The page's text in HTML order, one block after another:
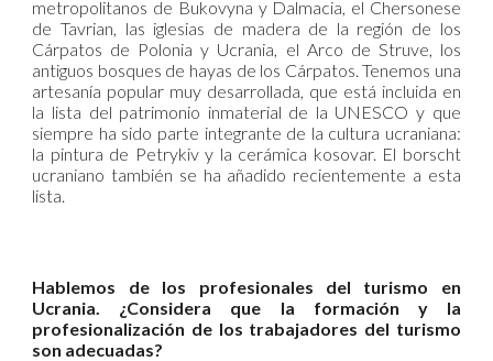
metropolitanos de Bukovyna y Dalmacia, el Chersonese
de Tavrian, las iglesias de madera de la región de los
Cárpatos de Polonia y Ucrania, el Arco de Struve, los
antiguos bosques de hayas de los Cárpatos. Tenemos una
artesanía popular muy desarrollada, que está incluida en
la lista del patrimonio inmaterial de la UNESCO y que
siempre ha sido parte integrante de la cultura ucraniana:
la pintura de Petrykiv y la cerámica kosovar. El borscht
ucraniano también se ha añadido recientemente a esta
lista.
Hablemos de los profesionales del turismo en
Ucrania. ¿Considera que la formación y la
profesionalización de los trabajadores del turismo
son adecuadas?